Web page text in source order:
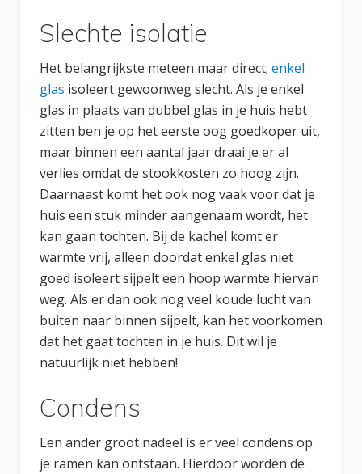
Slechte isolatie
Het belangrijkste meteen maar direct; enkel
glas isoleert gewoonweg slecht. Als je enkel
glas in plaats van dubbel glas in je huis hebt
zitten ben je op het eerste oog goedkoper uit,
maar binnen een aantal jaar draai je er al
verlies omdat de stookkosten zo hoog zijn.
Daarnaast komt het ook nog vaak voor dat je
huis een stuk minder aangenaam wordt, het
kan gaan tochten. Bij de kachel komt er
warmte vrij, alleen doordat enkel glas niet
goed isoleert sijpelt een hoop warmte hiervan
weg. Als er dan ook nog veel koude lucht van
buiten naar binnen sijpelt, kan het voorkomen
dat het gaat tochten in je huis. Dit wil je
natuurlijk niet hebben!
Condens
Een ander groot nadeel is er veel condens op
je ramen kan ontstaan. Hierdoor worden de